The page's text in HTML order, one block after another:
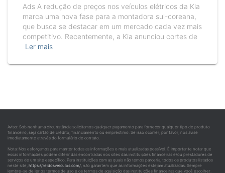
Ads A redução de preços nos veículos elétricos da Kia
marca uma nova fase para a montadora sul-coreana,
que busca se destacar em um mercado cada vez mais
competitivo. Recentemente, a Kia anunciou cortes de
Ler mais
Aviso: Sob nenhuma circunstância solicitamos qualquer pagamento para fornecer qualquer tipo de produto
financeiro, seja cartão de crédito, financiamento ou empréstimo. Se isso ocorrer, por favor, nos avise
imediatamente através do formulário de contato.
Nota: Nos esforçamos para manter todas as informações o mais atualizadas possível. É importante notar que
essas informações podem diferir das encontradas nos sites das instituições financeiras e/ou prestadores de
serviços de um site específico. Para instituições com as quais não temos parceria, todos os produtos listados
neste site, https://reidosveiculos.com/, não garantem que as informações estejam atualizadas. Sempre
lembre-se de ler os termos de uso e os termos de aquisição das instituições financeiras que você escolher.